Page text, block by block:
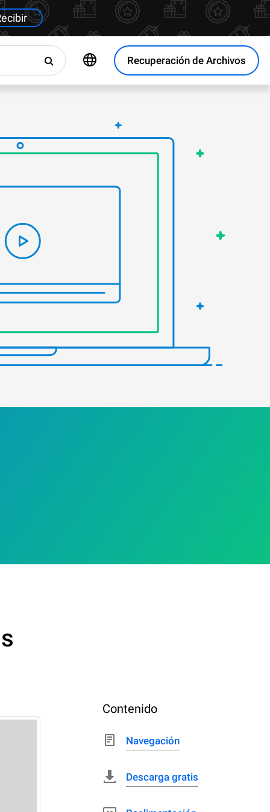
Recuperación de Archivos
Contenido
Navegación
Descarga gratis